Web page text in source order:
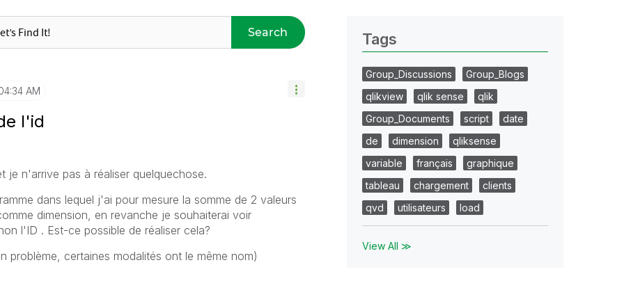
Search
AM
l'id
je n'arrive pas à réaliser quelquechose.
dans lequel j'ai pour mesure la somme de 2 valeurs
dimension, en revanche je souhaiterai voir
l'ID . Est-ce possible de réaliser cela?
problème, certaines modalités ont le même nom)
Tags
Group_Discussions
Group_Blogs
qlikview
qlik sense
qlik
Group_Documents
script
date
de
dimension
qliksense
variable
français
graphique
tableau
chargement
clients
qvd
utilisateurs load
View All ≫